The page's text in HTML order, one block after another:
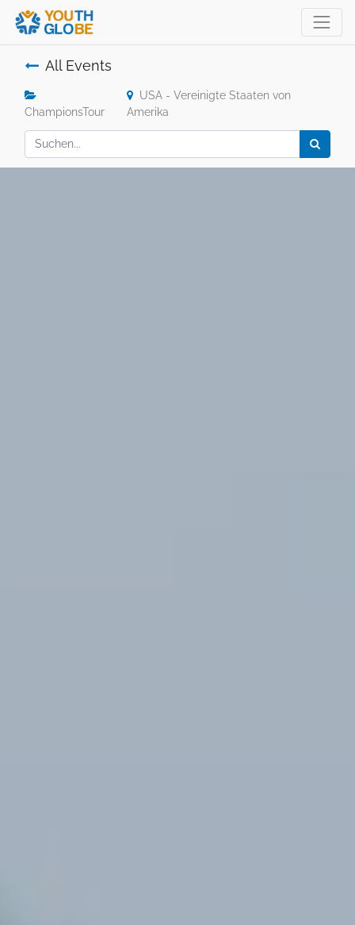
All Events
ChampionsTour
USA - Vereinigte Staaten von
Amerika